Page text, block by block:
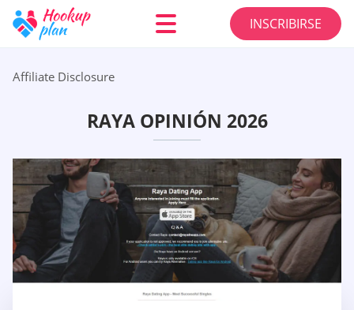
INSCRIBIRSE
Affiliate Disclosure
RAYA OPINIÓN 2026